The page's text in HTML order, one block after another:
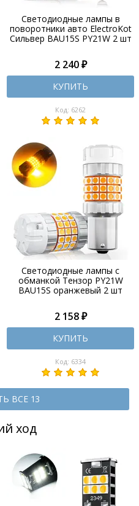
Светодиодные лампы в
поворотники авто ElectroKot
Сильвер BAU15S PY21W 2 шт
2 240 ₽
КУПИТЬ
Код: 6262
Светодиодные лампы с
обманкой Тензор PY21W
BAU15S оранжевый 2 шт
2 158 ₽
КУПИТЬ
Код: 6334
ВСЕ 13
ход